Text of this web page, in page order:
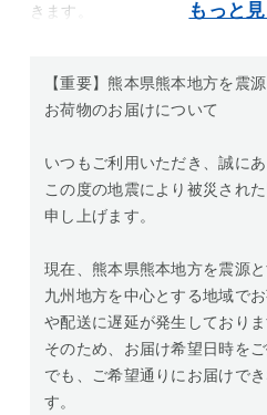
きます。
【重要】熊本県熊本地方を震
お荷物のお届けについて
いつもご利用いただき、誠に
この度の地震により被災され
申し上げます。
現在、熊本県熊本地方を震源
九州地方を中心とする地域で
や配送に遅延が発生しておりま
そのため、お届け希望日時を
でも、ご希望通りにお届けで
す。